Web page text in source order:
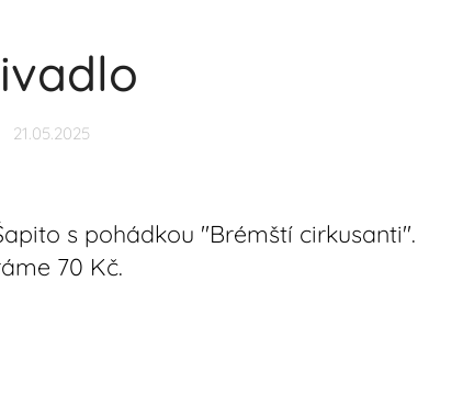
21.05.2025
s pohádkou "Brémští cirkusanti".
70 Kč.